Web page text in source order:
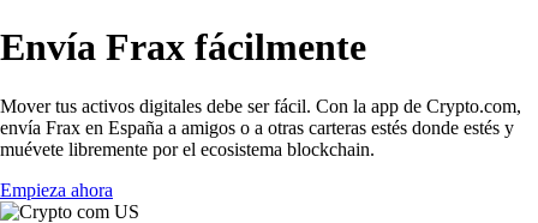
Envía Frax fácilmente
Mover tus activos digitales debe ser fácil. Con la app de Crypto.com,
envía Frax en España a amigos o a otras carteras estés donde estés y
muévete libremente por el ecosistema blockchain.
Empieza ahora